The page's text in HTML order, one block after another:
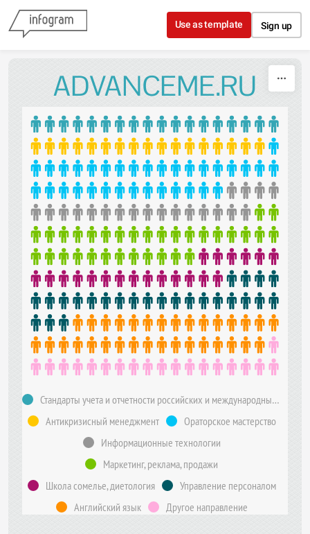
Skip to content
Use as template Sign up
ADVANCEME.RU
Стандарты учета и отчетности российских и международных компаний
Антикризисный менеджмент
Ораторское мастерство
Информационные технологии
Маркетинг, реклама, продажи
Школа сомелье, диетология
Управление персоналом
Английский язык
Другое направление